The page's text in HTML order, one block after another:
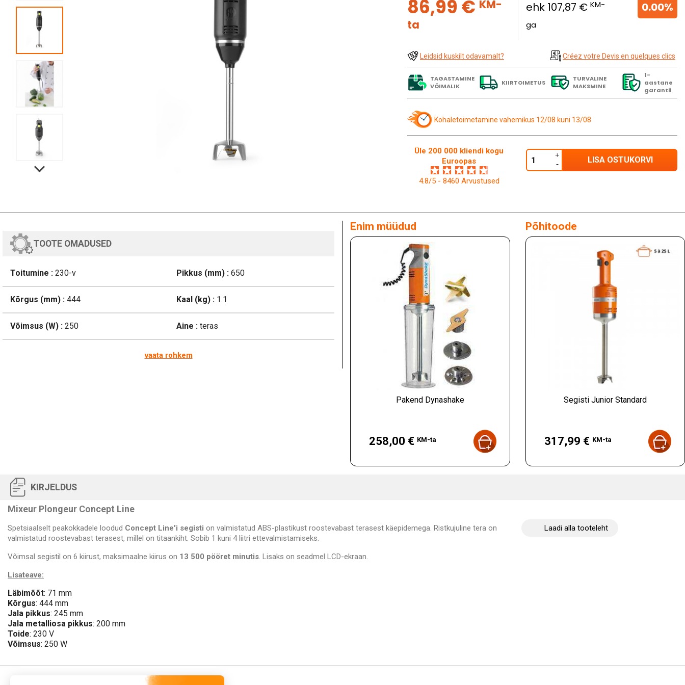
86,99 € KM-
ta
ehk 107,87 €KM-
ga
0.00%
Leidsid kuskilt odavamalt? Créez votre Devis en quelques clics
TAGASTAMINE
VÕIMALIK
KIIRTOIMETUS
TURVALINE
MAKSMINE
1-
aastane
garantii
Kohaletoimetamine vahemikus 12/08 kuni 13/08
Üle 200 000 kliendi kogu
Euroopas
4.8/5 - 8460 Arvustused
LISA OSTUKORVI
TOOTE OMADUSED
Toitumine : 230-v Pikkus (mm) :650
Kõrgus (mm) : 444 Kaal (kg) :1.1
Võimsus (W) : 250 Aine :teras
vaata rohkem
Enim müüdud
Pakend Dynashake
258,00 € KM-ta
Põhitoode
Segisti Junior Standard
317,99 € KM-ta
KIRJELDUS
Mixeur Plongeur Concept Line
Spetsiaalselt peakokkadele loodud Concept Line'i segisti on valmistatud ABS-plastikust roostevabast terasest käepidemega. Ristkujuline tera on
valmistatud roostevabast terasest, millel on titaankiht. Sobib 1 kuni 4 liitri ettevalmistamiseks.
Võimsal segistil on 6 kiirust, maksimaalne kiirus on 13 500 pööret minutis. Lisaks on seadmel LCD-ekraan.
Lisateave:
Läbimõõt: 71 mm
Kõrgus: 444 mm
Jala pikkus: 245 mm
Jala metalliosa pikkus: 200 mm
Toide: 230 V
Võimsus: 250 W
Laadi alla tooteleht